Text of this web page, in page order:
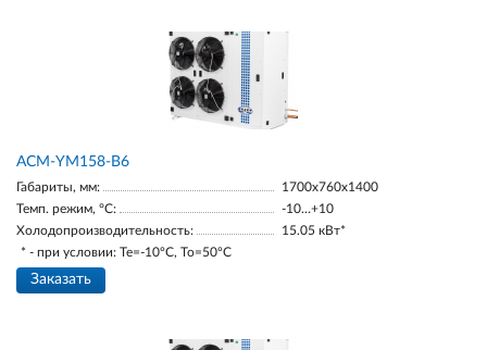
АСМ-YM158-В6
Габариты, мм:
1700х760х1400
Темп. режим, °С:
-10…+10
Холодопроизводительность:
15.05 кВт*
* - при условии: Te=-10ºC, To=50ºC
Заказать